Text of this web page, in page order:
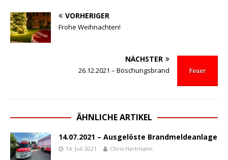
VORHERIGER
Frohe Weihnachten!
NÄCHSTER
26.12.2021 – Böschungsbrand
ÄHNLICHE ARTIKEL
14.07.2021 – Ausgelöste Brandmeldeanlage
14. Juli 2021 Chris Hartmann